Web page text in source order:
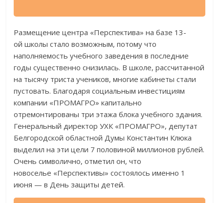
Размещение центра «Перспектива» на базе 13-
ой школы стало возможным, потому что
наполняемость учебного заведения в последние
годы существенно снизилась. В школе, рассчитанной
на тысячу триста учеников, многие кабинеты стали
пустовать. Благодаря социальным инвестициям
компании «ПРОМАГРО» капитально
отремонтированы три этажа блока учебного здания.
Генеральный директор УХК «ПРОМАГРО», депутат
Белгородской областной Думы Константин Клюка
выделил на эти цели 7 половиной миллионов рублей.
Очень символично, отметил он, что
новоселье «Перспективы» состоялось именно 1
июня — в День защиты детей.